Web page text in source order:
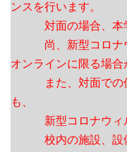
ンスを行います。
対面の場合、本学
尚、新型コロナウ
オンラインに限る場合
また、対面での個
も、
新型コロナウィル
校内の施設、設備